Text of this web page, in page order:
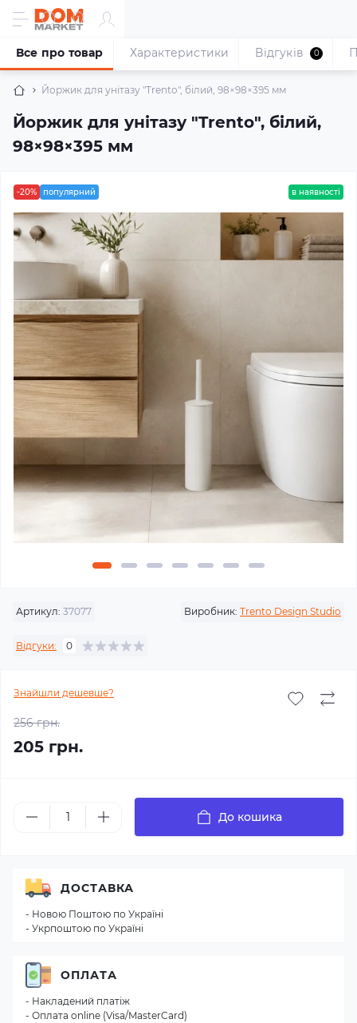
Йоржик для унітазу "Trento", білий, 98×98×395 мм
Йоржик для унітазу "Trento", білий,
98×98×395 мм
Все про товар Характеристики Відгуків 0
-20% популярний в наявності
Артикул: 37077 Виробник: Trento Design Studio
Відгуки: 0
Знайшли дешевше?
256 грн.
205 грн.
До кошика
ДОСТАВКА
- Новою Поштою по Україні
- Укрпоштою по Україні
ОПЛАТА
- Накладений платіж
- Оплата online (Visa/MasterCard)